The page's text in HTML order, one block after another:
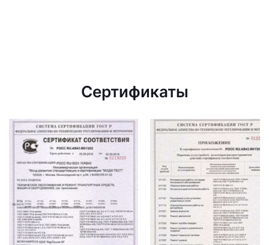
Сертификаты